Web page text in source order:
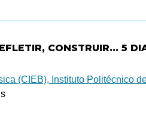
CONSTRUIR... 5
(CIEB), Instituto Politécnico